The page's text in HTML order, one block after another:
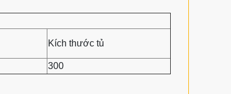
Kích thước tủ
300